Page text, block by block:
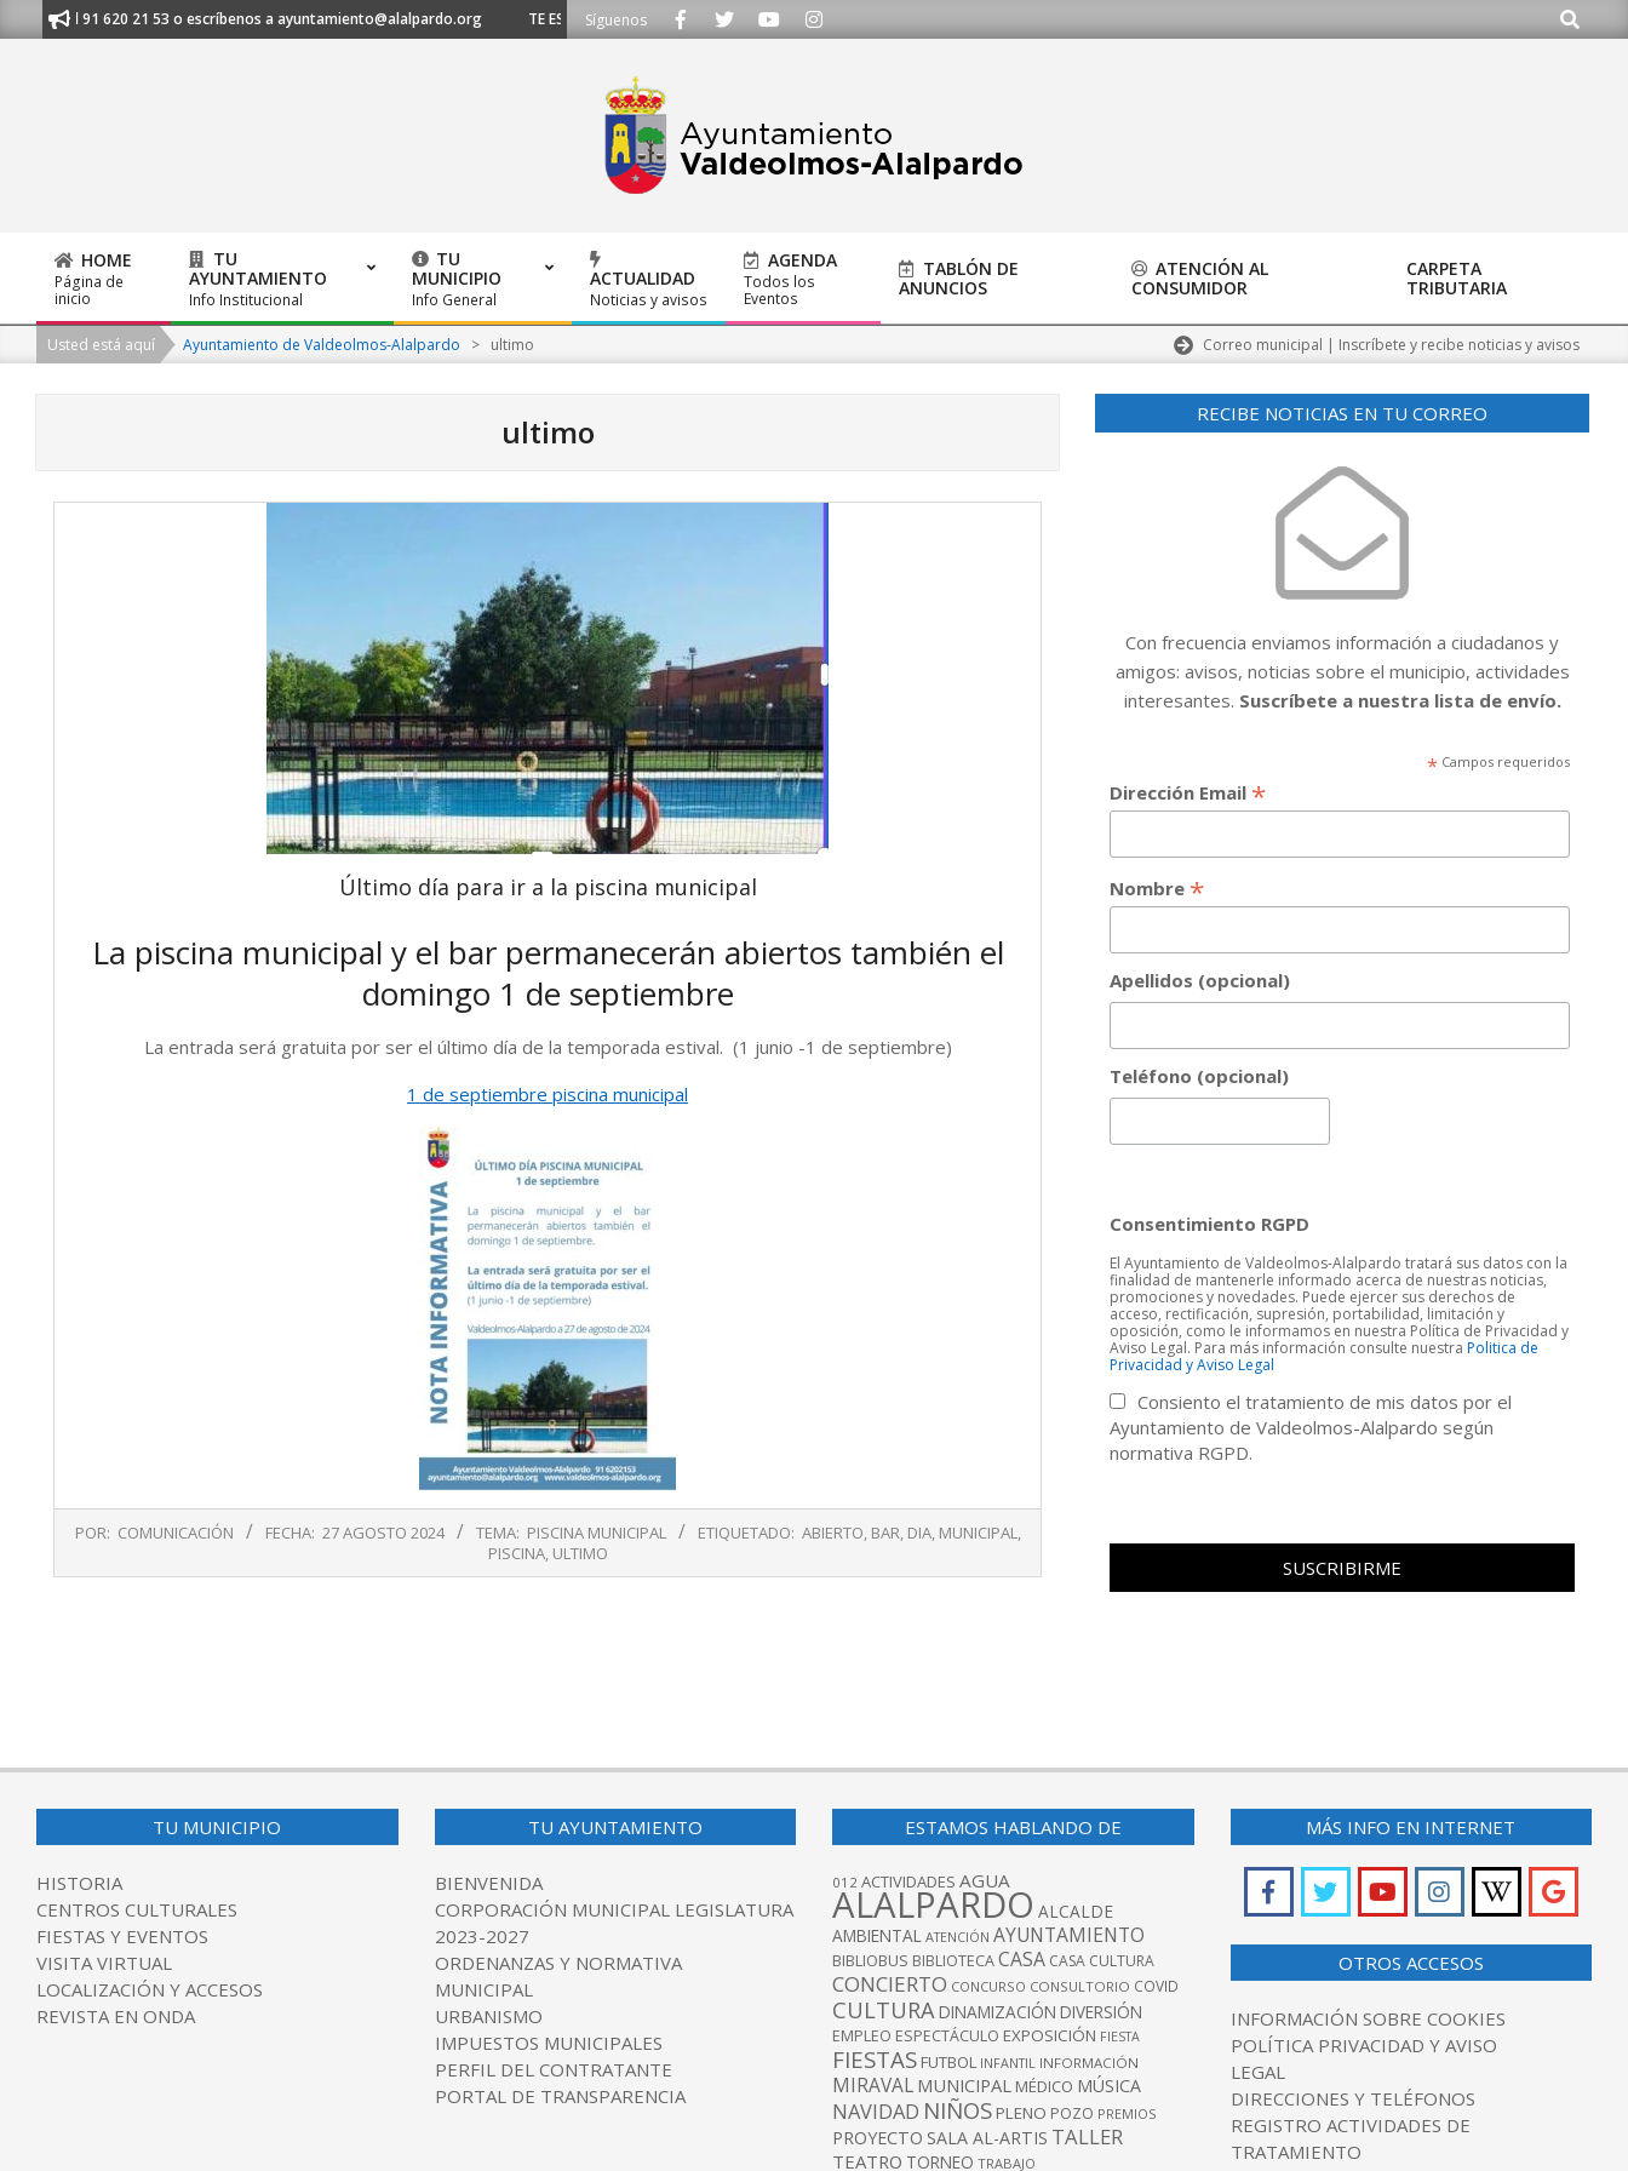
to
al 91 620 21 53 o escríbenos a ayuntamiento@alalpardo.org TE ESCUCHAMOS - Llámanos al 91 620 21 53 o escríbenos a ayuntamiento@alalpardo.org
Síguenos Buscar
Primary
Navigation
Menu
HOME
Página de
inicio
TU
AYUNTAMIENTO
Info Institucional
TU
MUNICIPIO
Info General
ACTUALIDAD
Noticias y avisos
AGENDA
Todos los
Eventos
TABLÓN DE
ANUNCIOS
ATENCIÓN AL
CONSUMIDOR
CARPETA
TRIBUTARIA
Usted está aquí Ayuntamiento de Valdeolmos-Alalpardo > ultimo Correo municipal | Inscríbete y recibe noticias y avisos
ultimo
Último día para ir a la piscina municipal
La piscina municipal y el bar permanecerán abiertos también el
domingo 1 de septiembre
La entrada será gratuita por ser el último día de la temporada estival. (1 junio -1 de septiembre)
1 de septiembre piscina municipal
08-
27
POR: COMUNICACIÓN FECHA: 27 AGOSTO 2024 TEMA: PISCINA MUNICIPAL ETIQUETADO: ABIERTO, BAR, DIA, MUNICIPAL,
PISCINA, ULTIMO
RECIBE NOTICIAS EN TU CORREO
Con frecuencia enviamos información a ciudadanos y
amigos: avisos, noticias sobre el municipio, actividades
interesantes. Suscríbete a nuestra lista de envío.
* Campos requeridos
Dirección Email *
Nombre *
Apellidos (opcional)
Teléfono (opcional)
Consentimiento RGPD
El Ayuntamiento de Valdeolmos-Alalpardo tratará sus datos con la
finalidad de mantenerle informado acerca de nuestras noticias,
promociones y novedades. Puede ejercer sus derechos de
acceso, rectificación, supresión, portabilidad, limitación y
oposición, como le informamos en nuestra Política de Privacidad y
Aviso Legal. Para más información consulte nuestraPolitica de
Privacidad y Aviso Legal
Consiento el tratamiento de mis datos por el
Ayuntamiento de Valdeolmos-Alalpardo según
normativa RGPD.
TU MUNICIPIO
HISTORIA
CENTROS CULTURALES
FIESTAS Y EVENTOS
VISITA VIRTUAL
LOCALIZACIÓN Y ACCESOS
REVISTA EN ONDA
TU AYUNTAMIENTO
BIENVENIDA
CORPORACIÓN MUNICIPAL LEGISLATURA
2023-2027
ORDENANZAS Y NORMATIVA
MUNICIPAL
URBANISMO
IMPUESTOS MUNICIPALES
PERFIL DEL CONTRATANTE
PORTAL DE TRANSPARENCIA
ESTAMOS HABLANDO DE
012 ACTIVIDADES AGUA
ALALPARDO ALCALDE
AMBIENTAL ATENCIÓN AYUNTAMIENTO
BIBLIOBUS BIBLIOTECACASA CASA CULTURA
CONCIERTO CONCURSO CONSULTORIO COVID
CULTURA DINAMIZACIÓN DIVERSIÓN
EMPLEO ESPECTÁCULO EXPOSICIÓN FIESTA
FIESTAS FUTBOL INFANTIL INFORMACIÓN
MIRAVAL MUNICIPAL MÉDICO MÚSICA
NAVIDAD NIÑOS PLENO POZO PREMIOS
PROYECTO SALA AL-ARTIS TALLER
TEATRO TORNEO TRABAJO
MÁS INFO EN INTERNET
OTROS ACCESOS
INFORMACIÓN SOBRE COOKIES
POLÍTICA PRIVACIDAD Y AVISO
LEGAL
DIRECCIONES Y TELÉFONOS
REGISTRO ACTIVIDADES DE
TRATAMIENTO